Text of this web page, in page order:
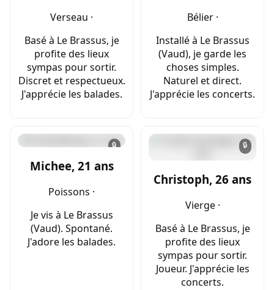
Verseau ·
Basé à Le Brassus, je
profite des lieux
sympas pour sortir.
Discret et respectueux.
J'apprécie les balades.
Bélier ·
Installé à Le Brassus
(Vaud), je garde les
choses simples.
Naturel et direct.
J'apprécie les concerts.
🔒
Michee, 21 ans
Poissons ·
Je vis à Le Brassus
(Vaud). Spontané.
J'adore les balades.
🔒
Christoph, 26 ans
Vierge ·
Basé à Le Brassus, je
profite des lieux
sympas pour sortir.
Joueur. J'apprécie les
concerts.